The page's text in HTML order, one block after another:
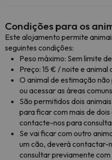
Condições para os
Este alojamento permite
seguintes condições:
Peso máximo: Sem limite
Preço: 15 € / noite e animal
O animal de estimação
ou acessar as áreas comuns
São permitidos dois
para ficar com mais de
contacte-nos para
Se vai ficar com outro
um cão, deverá contactar-
consultar previamente com